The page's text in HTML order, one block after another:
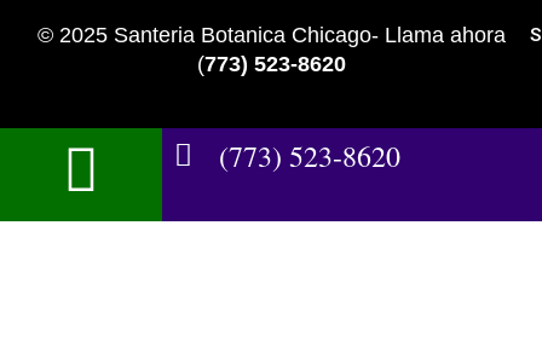
© 2025 Santeria Botanica Chicago- Llama ahora
(773) 523-8620
(773) 523-8620